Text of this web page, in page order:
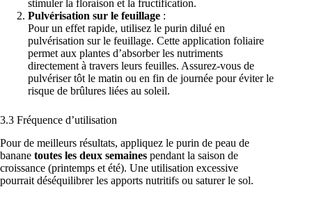
stimuler la floraison et la fructification.
Pulvérisation sur le feuillage :
Pour un effet rapide, utilisez le purin dilué en
pulvérisation sur le feuillage. Cette application foliaire
permet aux plantes d’absorber les nutriments
directement à travers leurs feuilles. Assurez-vous de
pulvériser tôt le matin ou en fin de journée pour éviter le
risque de brûlures liées au soleil.
3.3 Fréquence d’utilisation
Pour de meilleurs résultats, appliquez le purin de peau de
banane toutes les deux semaines pendant la saison de
croissance (printemps et été). Une utilisation excessive
pourrait déséquilibrer les apports nutritifs ou saturer le sol.